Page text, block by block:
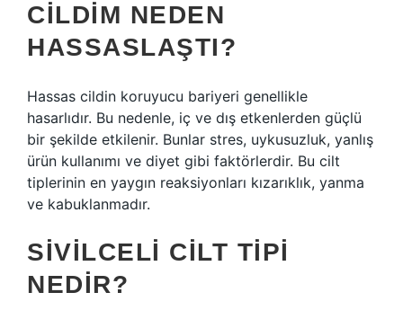
CILDIM NEDEN
HASSASLAŞTI?
Hassas cildin koruyucu bariyeri genellikle
hasarlıdır. Bu nedenle, iç ve dış etkenlerden güçlü
bir şekilde etkilenir. Bunlar stres, uykusuzluk, yanlış
ürün kullanımı ve diyet gibi faktörlerdir. Bu cilt
tiplerinin en yaygın reaksiyonları kızarıklık, yanma
ve kabuklanmadır.
SIVILCELI CILT TIPI
NEDIR?